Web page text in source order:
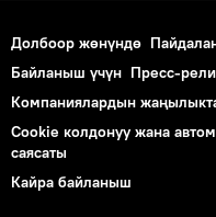
Долбоор жөнүндө
Байланыш үчүн Пресс-
Компаниялардын
Cookie колдонуу жана
саясаты
Кайра байланыш